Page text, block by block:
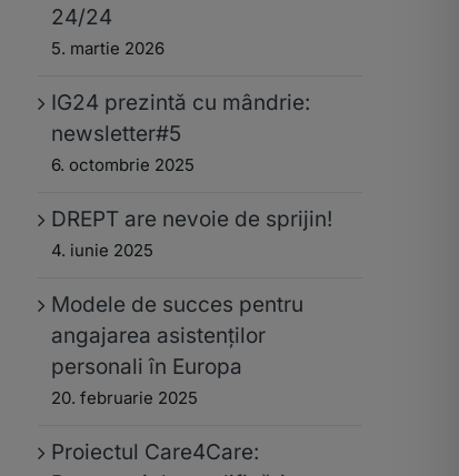
24/24
5. martie 2026
IG24 prezintă cu mândrie:
newsletter#5
6. octombrie 2025
DREPT are nevoie de sprijin!
4. iunie 2025
Modele de succes pentru
angajarea asistenților
personali în Europa
20. februarie 2025
Proiectul Care4Care: